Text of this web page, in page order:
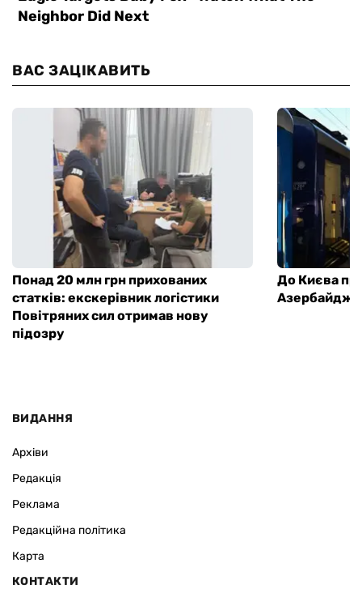
ВАС ЗАЦІКАВИТЬ
Понад 20 млн грн прихованих
статків: екскерівник логістики
Повітряних сил отримав нову
підозру
До Києва
ВИДАННЯ
Архіви
Редакція
Реклама
Редакційна політика
Карта
КОНТАКТИ